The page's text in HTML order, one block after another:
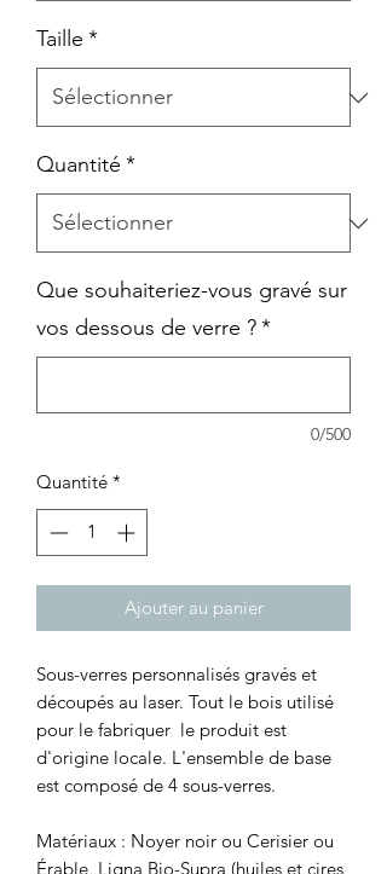
Taille *
Quantité *
Que souhaiteriez-vous gravé sur
vos dessous de verre ?*
0/500
Quantité *
Ajouter au panier
Sous-verres personnalisés gravés et
découpés au laser. Tout le bois utilisé
pour le fabriquer le produit est
d'origine locale. L'ensemble de base
est composé de 4 sous-verres.
Matériaux : Noyer noir ou Cerisier ou
Érable, Ligna Bio-Supra (huiles et cires